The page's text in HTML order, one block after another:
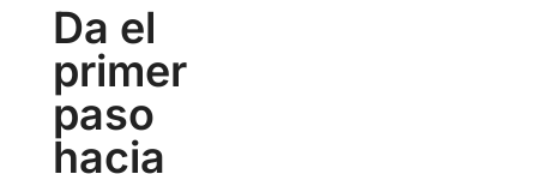
Da el
primer
paso
hacia